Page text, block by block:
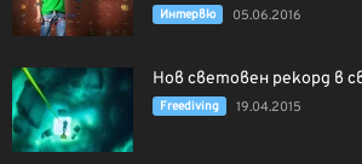
Интервю 05.06.2016
Нов световен рекорд в
Freediving 19.04.2015